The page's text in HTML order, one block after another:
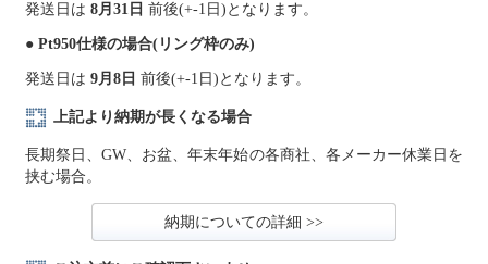
発送日は 8月31日 前後(+-1日)となります。
● Pt950仕様の場合(リング枠のみ)
発送日は 9月8日 前後(+-1日)となります。
上記より納期が長くなる場合
長期祭日、GW、お盆、年末年始の各商社、各メーカー休業日を
挟む場合。
納期についての詳細 >>